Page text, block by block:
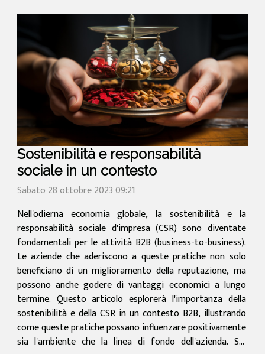
Sostenibilità e responsabilità
sociale in un contesto
Sabato 28 ottobre 2023 09:21
Nell'odierna economia globale, la sostenibilità e la
responsabilità sociale d'impresa (CSR) sono diventate
fondamentali per le attività B2B (business-to-business).
Le aziende che aderiscono a queste pratiche non solo
beneficiano di un miglioramento della reputazione, ma
possono anche godere di vantaggi economici a lungo
termine. Questo articolo esplorerà l'importanza della
sostenibilità e della CSR in un contesto B2B, illustrando
come queste pratiche possano influenzare positivamente
sia l'ambiente che la linea di fondo dell'azienda. Sei